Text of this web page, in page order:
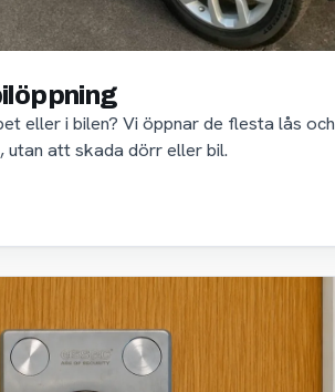
eller i bilen? Vi öppnar de flesta lås och
utan att skada dörr eller bil.